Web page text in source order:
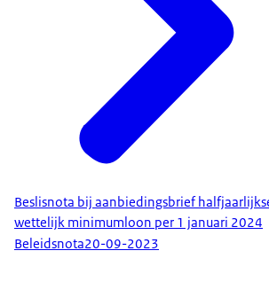
Beslisnota bij aanbiedingsbrief
wettelijk minimumloon per 1 januari 2024
Beleidsnota20-09-2023